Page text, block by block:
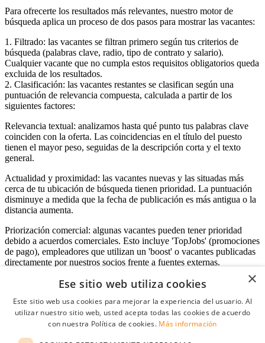
Para ofrecerte los resultados más relevantes, nuestro motor de
búsqueda aplica un proceso de dos pasos para mostrar las vacantes:
1. Filtrado: las vacantes se filtran primero según tus criterios de
búsqueda (palabras clave, radio, tipo de contrato y salario).
Cualquier vacante que no cumpla estos requisitos obligatorios queda
excluida de los resultados.
2. Clasificación: las vacantes restantes se clasifican según una
puntuación de relevancia compuesta, calculada a partir de los
siguientes factores:
Relevancia textual: analizamos hasta qué punto tus palabras clave
coinciden con la oferta. Las coincidencias en el título del puesto
tienen el mayor peso, seguidas de la descripción corta y el texto
general.
Actualidad y proximidad: las vacantes nuevas y las situadas más
cerca de tu ubicación de búsqueda tienen prioridad. La puntuación
disminuye a medida que la fecha de publicación es más antigua o la
distancia aumenta.
Priorización comercial: algunas vacantes pueden tener prioridad
debido a acuerdos comerciales. Esto incluye 'TopJobs' (promociones
de pago), empleadores que utilizan un 'boost' o vacantes publicadas
directamente por nuestros socios frente a fuentes externas.
Acceso empresas
×
Ese sitio web utiliza cookies
Este sitio web usa cookies para mejorar la experiencia del usuario. Al
utilizar nuestro sitio web, usted acepta todas las cookies de acuerdo
con nuestra Política de cookies. Más información